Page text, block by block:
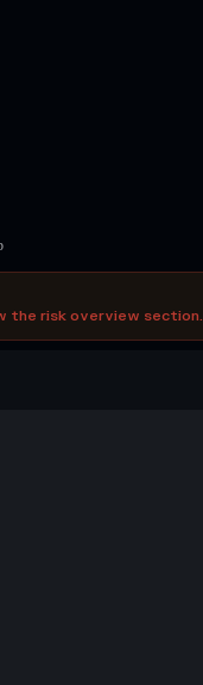
the risk overview section.